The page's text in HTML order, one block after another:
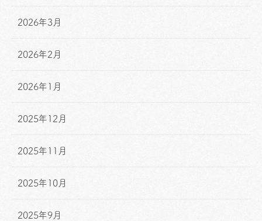
2026年3月
2026年2月
2026年1月
2025年12月
2025年11月
2025年10月
2025年9月